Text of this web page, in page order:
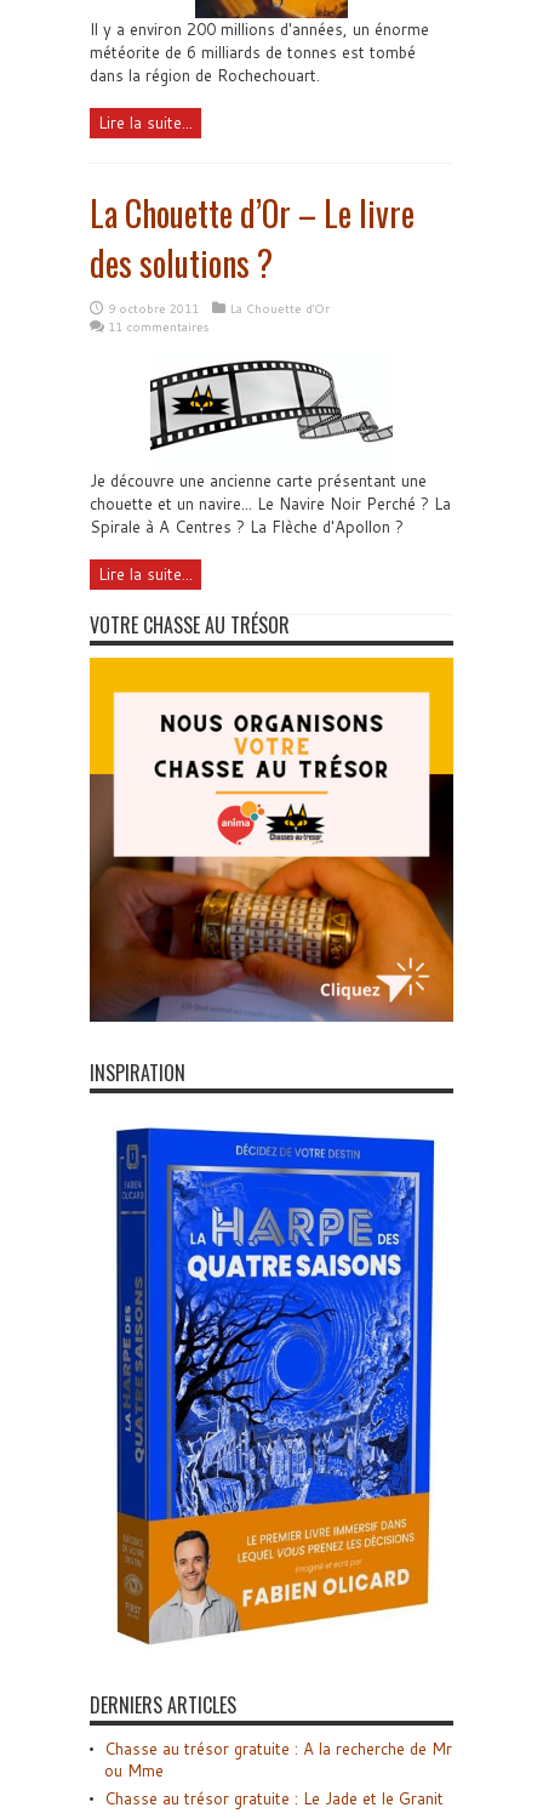
Il y a environ 200 millions d'années, un énorme
météorite de 6 milliards de tonnes est tombé
dans la région de Rochechouart.
Lire la suite...
La Chouette d’Or – Le livre
des solutions ?
9 octobre 2011
La Chouette d'Or
11 commentaires
Je découvre une ancienne carte présentant une
chouette et un navire... Le Navire Noir Perché ? La
Spirale à A Centres ? La Flèche d'Apollon ?
Lire la suite...
VOTRE CHASSE AU TRÉSOR
INSPIRATION
DERNIERS ARTICLES
Chasse au trésor gratuite : A la recherche de Mr
ou Mme
Chasse au trésor gratuite : Le Jade et le Granit